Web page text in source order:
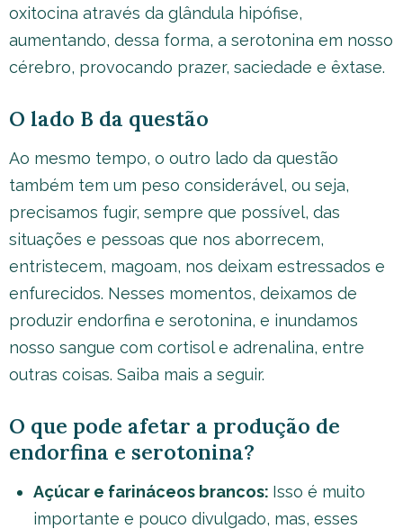
oxitocina através da glândula hipófise,
aumentando, dessa forma, a serotonina em nosso
cérebro, provocando prazer, saciedade e êxtase.
O lado B da questão
Ao mesmo tempo, o outro lado da questão
também tem um peso considerável, ou seja,
precisamos fugir, sempre que possível, das
situações e pessoas que nos aborrecem,
entristecem, magoam, nos deixam estressados e
enfurecidos. Nesses momentos, deixamos de
produzir endorfina e serotonina, e inundamos
nosso sangue com cortisol e adrenalina, entre
outras coisas. Saiba mais a seguir.
O que pode afetar a produção de
endorfina e serotonina?
Açúcar e farináceos brancos: Isso é muito
importante e pouco divulgado, mas, esses